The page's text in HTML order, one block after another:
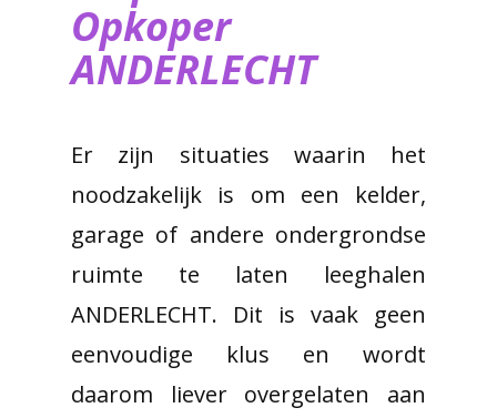
Opkoper
ANDERLECHT
Er zijn situaties waarin het
noodzakelijk is om een kelder,
garage of andere ondergrondse
ruimte te laten leeghalen
ANDERLECHT. Dit is vaak geen
eenvoudige klus en wordt
daarom liever overgelaten aan